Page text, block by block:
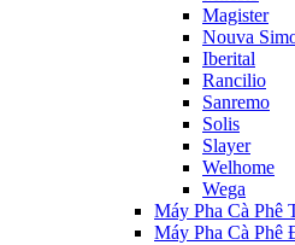
Magister
Nouva
Iberital
Rancilio
Sanremo
Solis
Slayer
Welhome
Wega
Máy Pha Cà Phê
Máy Pha Cà Phê